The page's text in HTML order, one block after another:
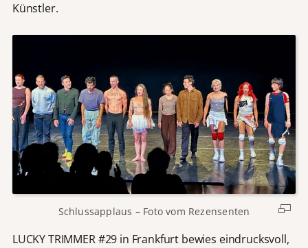
Künstler.
Schlussapplaus – Foto vom Rezensenten
LUCKY TRIMMER #29 in Frankfurt bewies eindrucksvoll,